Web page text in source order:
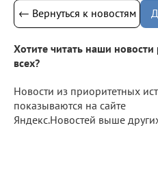
← Вернуться к новостям
Хотите читать наши
всех?
Новости из приоритетных
показываются на сайте
Яндекс.Новостей выше